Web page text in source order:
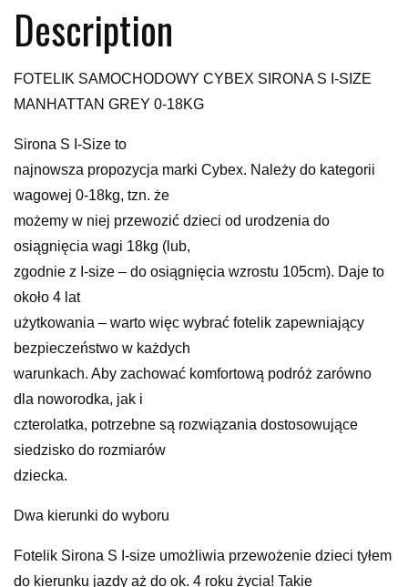
Description
FOTELIK SAMOCHODOWY CYBEX SIRONA S I-SIZE
MANHATTAN GREY 0-18KG
Sirona S I-Size to
najnowsza propozycja marki Cybex. Należy do kategorii
wagowej 0-18kg, tzn. że
możemy w niej przewozić dzieci od urodzenia do
osiągnięcia wagi 18kg (lub,
zgodnie z I-size – do osiągnięcia wzrostu 105cm). Daje to
około 4 lat
użytkowania – warto więc wybrać fotelik zapewniający
bezpieczeństwo w każdych
warunkach. Aby zachować komfortową podróż zarówno
dla noworodka, jak i
czterolatka, potrzebne są rozwiązania dostosowujące
siedzisko do rozmiarów
dziecka.
Dwa kierunki do wyboru
Fotelik Sirona S I-size umożliwia przewożenie dzieci tyłem
do kierunku jazdy aż do ok. 4 roku życia! Takie